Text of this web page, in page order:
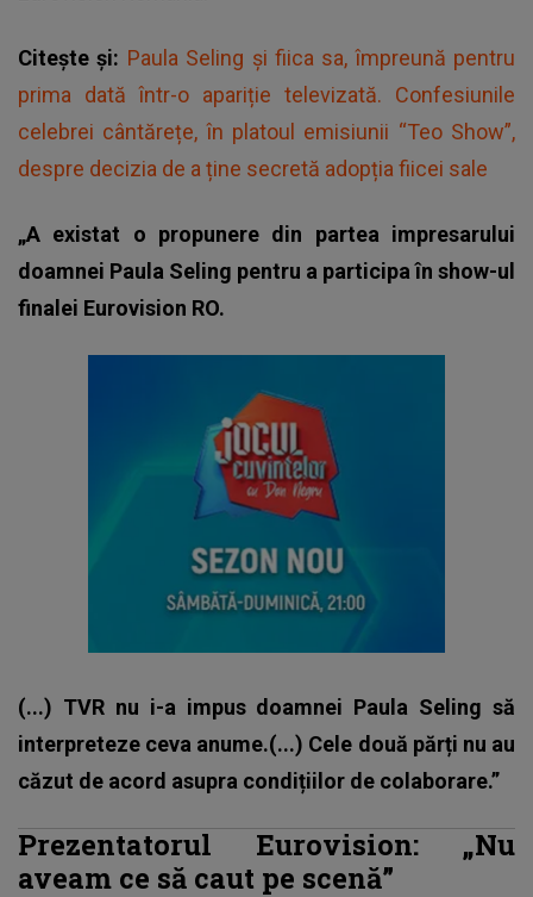
Citește și: Paula Seling și fiica sa, împreună pentru
prima dată într-o apariție televizată. Confesiunile
celebrei cântărețe, în platoul emisiunii “Teo Show”,
despre decizia de a ține secretă adopția fiicei sale
„A existat o propunere din partea impresarului
doamnei Paula Seling pentru a participa în show-ul
finalei Eurovision RO.
(...) TVR nu i-a impus doamnei Paula Seling să
interpreteze ceva anume.(...) Cele două părți nu au
căzut de acord asupra condițiilor de colaborare.”
Prezentatorul Eurovision: „Nu
aveam ce să caut pe scenă”